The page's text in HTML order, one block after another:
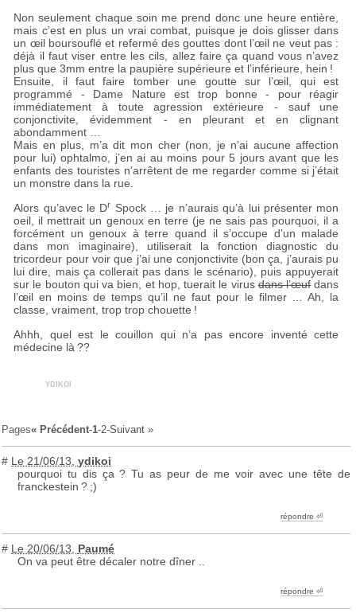
Non seulement chaque soin me prend donc une heure entière,
mais c’est en plus un vrai combat, puisque je dois glisser dans
un œil boursouflé et refermé des gouttes dont l’œil ne veut pas :
déjà il faut viser entre les cils, allez faire ça quand vous n’avez
plus que 3mm entre la paupière supérieure et l’inférieure, hein !
Ensuite, il faut faire tomber une goutte sur l’œil, qui est
programmé - Dame Nature est trop bonne - pour réagir
immédiatement à toute agression extérieure - sauf une
conjonctivite, évidemment - en pleurant et en clignant
abondamment …
Mais en plus, m’a dit mon cher (non, je n’ai aucune affection
pour lui) ophtalmo, j’en ai au moins pour 5 jours avant que les
enfants des touristes n’arrêtent de me regarder comme si j’était
un monstre dans la rue.
Alors qu’avec le Dr Spock … je n’aurais qu’à lui présenter mon
oeil, il mettrait un genoux en terre (je ne sais pas pourquoi, il a
forcément un genoux à terre quand il s’occupe d’un malade
dans mon imaginaire), utiliserait la fonction diagnostic du
tricordeur pour voir que j’ai une conjonctivite (bon ça, j’aurais pu
lui dire, mais ça collerait pas dans le scénario), puis appuyerait
sur le bouton qui va bien, et hop, tuerait le virusdans l’œuf dans
l’œil en moins de temps qu’il ne faut pour le filmer … Ah, la
classe, vraiment, trop trop chouette !
Ahhh, quel est le couillon qui n’a pas encore inventé cette
médecine là ??
ydikoi
Pages« Précédent-1-2-Suivant »
# Le 21/06/13 ,ydikoi
pourquoi tu dis ça ? Tu as peur de me voir avec une tête de
franckestein ? ;)
répondre ︎⏎
# Le 20/06/13
Paumé
On va peut être décaler notre dîner ..
répondre ︎⏎